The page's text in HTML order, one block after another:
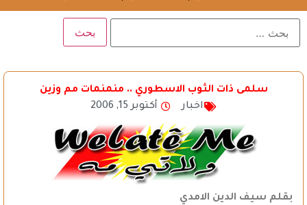
سلمى ذات الثوب الاسطوري .. منمنمات مم وزين
اخبار
أكتوبر 15, 2006
بقلم سيف الدين الامدي